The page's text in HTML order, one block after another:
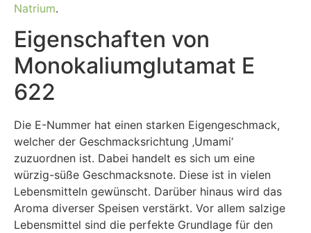
Natrium.
Eigenschaften von
Monokaliumglutamat E
622
Die E-Nummer hat einen starken Eigengeschmack,
welcher der Geschmacksrichtung ‚Umami‘
zuzuordnen ist. Dabei handelt es sich um eine
würzig-süße Geschmacksnote. Diese ist in vielen
Lebensmitteln gewünscht. Darüber hinaus wird das
Aroma diverser Speisen verstärkt. Vor allem salzige
Lebensmittel sind die perfekte Grundlage für den